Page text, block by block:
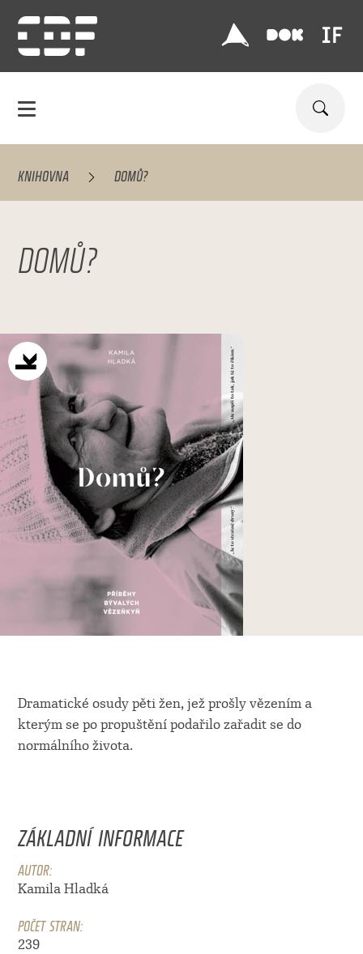
KNIHOVNA DOMŮ?
DOMŮ?
Dramatické osudy pěti žen, jež prošly vězením a
kterým se po propuštění podařilo zařadit se do
normálního života.
ZÁKLADNÍ INFORMACE
AUTOR:
Kamila Hladká
POČET STRAN:
239